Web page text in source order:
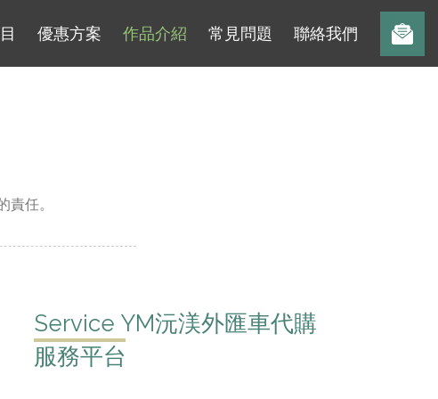
優惠方案 作品介紹 常見問題 聯絡我們
任。
Service YM沅渼外匯車代購
服務平台